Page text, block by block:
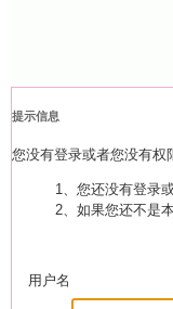
提示信息
您没有登录或者您没有权
1、您还没有登录
2、如果您还不是
用户名